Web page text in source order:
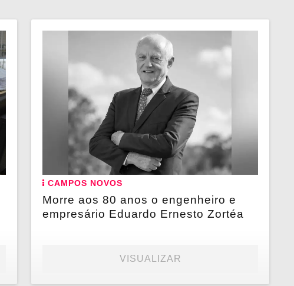
CAMPOS NOVOS
Morre aos 80 anos o engenheiro e
empresário Eduardo Ernesto Zortéa
VISUALIZAR